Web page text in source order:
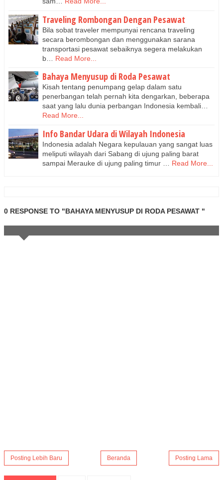
Traveling Rombongan Dengan Pesawat
Bila sobat traveler mempunyai rencana traveling
secara berombongan dan menggunakan sarana
transportasi pesawat sebaiknya segera melakukan
b…
Read More...
Bahaya Menyusup di Roda Pesawat
Kisah tentang penumpang gelap dalam satu
penerbangan telah pernah kita dengarkan, beberapa
saat yang lalu dunia perbangan Indonesia kembali…
Read More...
Info Bandar Udara di Wilayah Indonesia
Indonesia adalah Negara kepulauan yang sangat luas
meliputi wilayah dari Sabang di ujung paling barat
sampai Merauke di ujung paling timur …
Read More...
0 RESPONSE TO "BAHAYA MENYUSUP DI RODA PESAWAT "
Posting Lebih Baru Posting Lama
Beranda